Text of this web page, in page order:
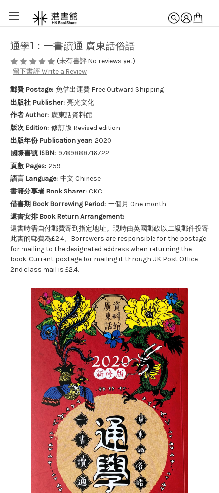
通學1：一書讀通 廣東話俗語
(未有書評 No reviews yet)
留下書評 Write a Review
郵費 Postage: 免借出運費 Free Outward Shipping
出版社 Publisher: 亮光文化
作者 Author: 廣東話資料館
版次 Edition: 修訂版 Revised edition
出版年份 Publication year: 2020
國際書號 ISBN: 9789888716722
頁數 Pages: 259
語言 Language: 中文 Chinese
書籍分享者 Book Sharer: CKC
借書期 Book Borrowing Period: 一個月 One month
還書安排 Book Return Arrangement:
還書時需自付郵費寄到指定地址。現時由英國郵政以二級郵件投寄
此書的郵費為£2.4。Borrowers are responsible for the postage
for mailing to the designated address when returning the
book. Current postage for mailing it through UK Post Office
2nd class mail is £2.4.